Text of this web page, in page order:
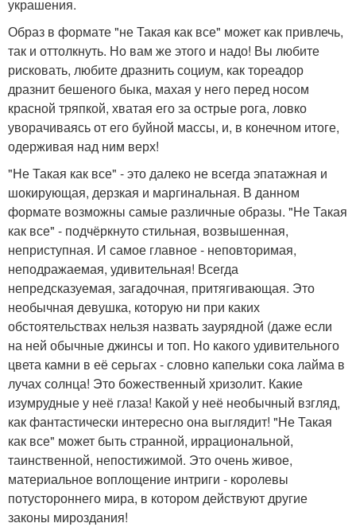
украшения.
Образ в формате "не Такая как все" может как привлечь,
так и оттолкнуть. Но вам же этого и надо! Вы любите
рисковать, любите дразнить социум, как тореадор
дразнит бешеного быка, махая у него перед носом
красной тряпкой, хватая его за острые рога, ловко
уворачиваясь от его буйной массы, и, в конечном итоге,
одерживая над ним верх!
"Не Такая как все" - это далеко не всегда эпатажная и
шокирующая, дерзкая и маргинальная. В данном
формате возможны самые различные образы. "Не Такая
как все" - подчёркнуто стильная, возвышенная,
неприступная. И самое главное - неповторимая,
неподражаемая, удивительная! Всегда
непредсказуемая, загадочная, притягивающая. Это
необычная девушка, которую ни при каких
обстоятельствах нельзя назвать заурядной (даже если
на ней обычные джинсы и топ. Но какого удивительного
цвета камни в её серьгах - словно капельки сока лайма в
лучах солнца! Это божественный хризолит. Какие
изумрудные у неё глаза! Какой у неё необычный взгляд,
как фантастически интересно она выглядит! "Не Такая
как все" может быть странной, иррациональной,
таинственной, непостижимой. Это очень живое,
материальное воплощение интриги - королевы
потустороннего мира, в котором действуют другие
законы мироздания!